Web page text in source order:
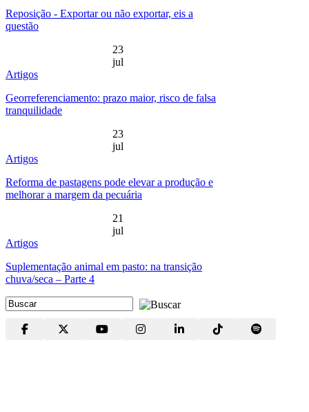
Reposição - Exportar ou não exportar, eis a
questão
23
jul
Artigos
Georreferenciamento: prazo maior, risco de falsa
tranquilidade
23
jul
Artigos
Reforma de pastagens pode elevar a produção e
melhorar a margem da pecuária
21
jul
Artigos
Suplementação animal em pasto: na transição
chuva/seca – Parte 4